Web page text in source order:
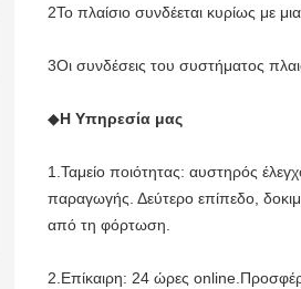
2Το πλαίσιο συνδέεται κυρίως με
3Οι συνδέσεις του συστήματος
◆Η Υπηρεσία μας
1.Ταμείο ποιότητας: αυστηρός
παραγωγής. Δεύτερο επίπεδο,
από τη φόρτωση.
2.Επίκαιρη: 24 ώρες